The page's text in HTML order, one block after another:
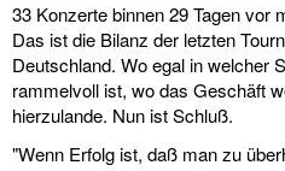
33 Konzerte binnen 29 Tagen vor
Das ist die Bilanz der letzten
Deutschland. Wo egal in welcher
rammelvoll ist, wo das Geschäft
hierzulande. Nun ist Schluß.
"Wenn Erfolg ist, daß man zu